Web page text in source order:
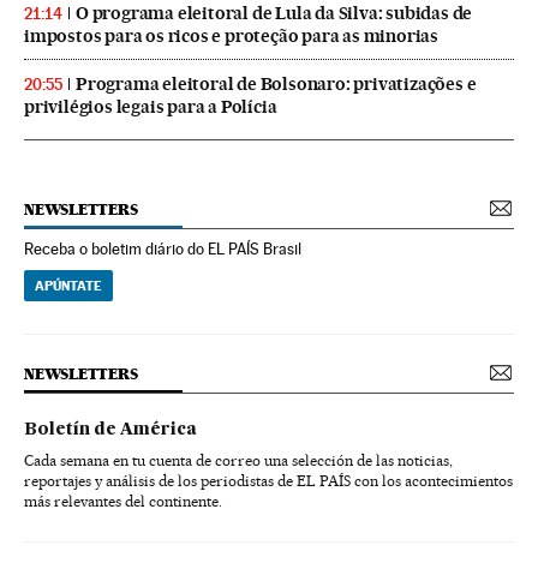
21:14
O programa eleitoral de Lula da Silva: subidas de
impostos para os ricos e proteção para as minorias
20:55
Programa eleitoral de Bolsonaro: privatizações e
privilégios legais para a Polícia
NEWSLETTERS
Receba o boletim diário do EL PAÍS Brasil
APÚNTATE
NEWSLETTERS
Boletín de América
Cada semana en tu cuenta de correo una selección de las noticias,
reportajes y análisis de los periodistas de EL PAÍS con los acontecimientos
más relevantes del continente.